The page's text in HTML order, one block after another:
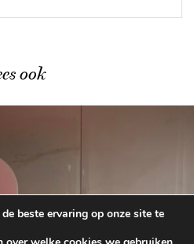
ook
Light Panel …
beste ervaring op onze site te